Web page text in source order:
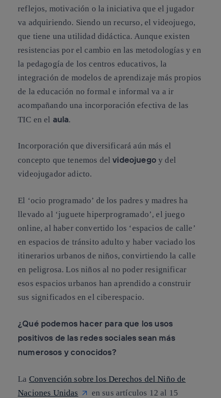
reflejos, motivación o la iniciativa que el jugador
va adquiriendo. Siendo un recurso, el videojuego,
que tiene una utilidad didáctica. Aunque existen
resistencias por el cambio en las metodologías y en
la pedagogía de los centros educativos, la
integración de modelos de aprendizaje más propios
de la educación no formal e informal va a ir
acompañando una incorporación efectiva de las
TIC en el aula.
Incorporación que diversificará aún más el
concepto que tenemos del videojuegoy del
videojugador adicto.
El ‘ocio programado’ de los padres y madres ha
llevado al ‘juguete hiperprogramado’, el juego
online, al haber convertido los ‘espacios de calle’
en espacios de tránsito adulto y haber vaciado los
itinerarios urbanos de niños, convirtiendo la calle
en peligrosa. Los niños al no poder resignificar
esos espacios urbanos han aprendido a construir
sus significados en el ciberespacio.
¿Qué podemos hacer para que los usos
positivos de las redes sociales sean más
numerosos y conocidos?
La Convención sobre los Derechos del Niño de
Naciones Unidas
en sus artículos 12 al 15